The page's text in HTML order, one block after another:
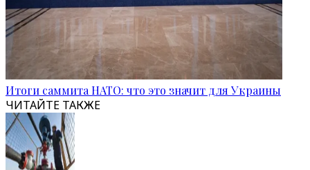
Итоги саммита НАТО: что это значит для Украины
ЧИТАЙТЕ ТАКЖЕ